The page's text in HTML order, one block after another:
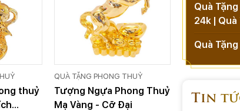
thuỷ
QUÀ TẶNG PHONG THUỶ
Tượng Ngựa Phong Thuỷ
Mạ Vàng - Cỡ Đại
Quà
24k |
Quà
Tin